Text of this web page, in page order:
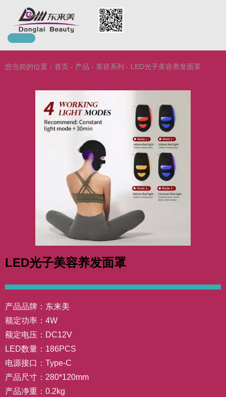
您当前的位置：首页 - 产品 - 美容系列 - LED光子美容养发面罩
LED光子美容养发面罩
产品品牌：东来美
额定功率：4W
额定电压：DC12V
LED数量：186PCS
电源接口：Type-C
产品尺寸：280*120mm
产品净重：0.2kg